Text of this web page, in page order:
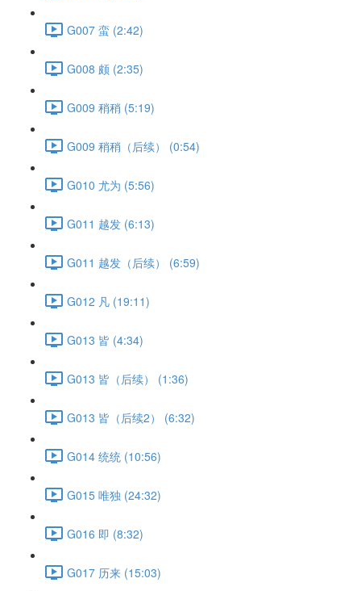
G007 蛮 (2:42)
G008 颇 (2:35)
G009 稍稍 (5:19)
G009 稍稍（后续） (0:54)
G010 尤为 (5:56)
G011 越发 (6:13)
G011 越发（后续） (6:59)
G012 凡 (19:11)
G013 皆 (4:34)
G013 皆（后续） (1:36)
G013 皆（后续2） (6:32)
G014 统统 (10:56)
G015 唯独 (24:32)
G016 即 (8:32)
G017 历来 (15:03)